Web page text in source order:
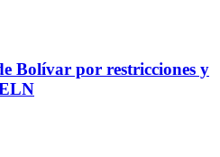
Bolívar por restricciones y